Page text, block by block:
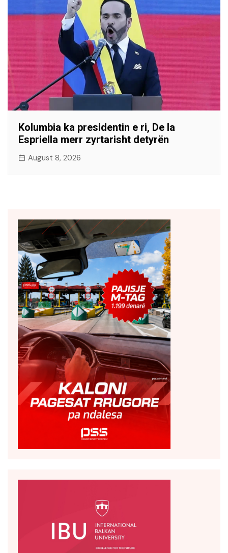
Kolumbia ka presidentin e ri, De la
Espriella merr zyrtarisht detyrën
August 8, 2026